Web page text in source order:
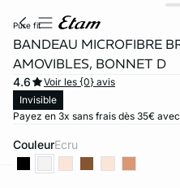
pure fit
BANDEAU MICROFIBRE
AMOVIBLES, BONNET D
4.6
Voir les {0} avis
Invisible
Payez en 3x sans frais dès 35€ avec
Couleur ecru